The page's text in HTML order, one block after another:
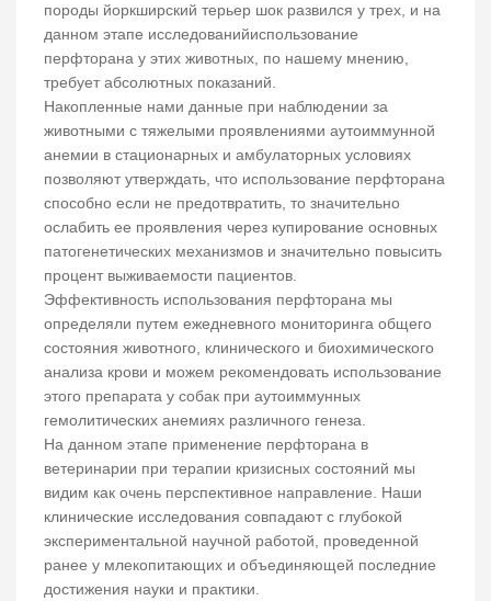
породы йоркширский терьер шок развился у трех, и на
данном этапе исследованийиспользование
перфторана у этих животных, по нашему мнению,
требует абсолютных показаний.
Накопленные нами данные при наблюдении за
животными с тяжелыми проявлениями аутоиммунной
анемии в стационарных и амбулаторных условиях
позволяют утверждать, что использование перфторана
способно если не предотвратить, то значительно
ослабить ее проявления через купирование основных
патогенетических механизмов и значительно повысить
процент выживаемости пациентов.
Эффективность использования перфторана мы
определяли путем ежедневного мониторинга общего
состояния животного, клинического и биохимического
анализа крови и можем рекомендовать использование
этого препарата у собак при аутоиммунных
гемолитических анемиях различного генеза.
На данном этапе применение перфторана в
ветеринарии при терапии кризисных состояний мы
видим как очень перспективное направление. Наши
клинические исследования совпадают с глубокой
экспериментальной научной работой, проведенной
ранее у млекопитающих и объединяющей последние
достижения науки и практики.